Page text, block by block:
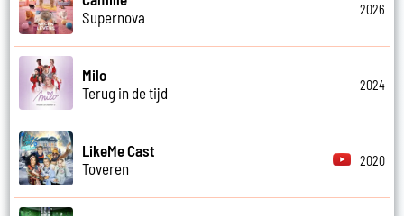
Supernova
2026
Milo
Terug in de tijd
2024
LikeMe Cast
Toveren
2020